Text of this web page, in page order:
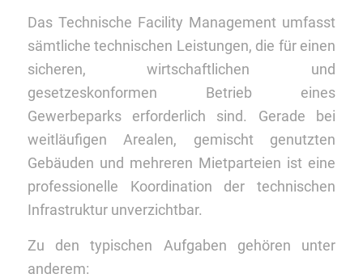
Das Technische Facility Management umfasst
sämtliche technischen Leistungen, die für einen
sicheren, wirtschaftlichen und
gesetzeskonformen Betrieb eines
Gewerbeparks erforderlich sind. Gerade bei
weitläufigen Arealen, gemischt genutzten
Gebäuden und mehreren Mietparteien ist eine
professionelle Koordination der technischen
Infrastruktur unverzichtbar.
Zu den typischen Aufgaben gehören unter
anderem: